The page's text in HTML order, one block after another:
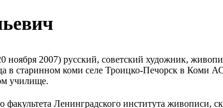
ноября 2007) русский, советский художник,
в старинном коми селе Троицко-Печорск в
училище.
Ленинградского института